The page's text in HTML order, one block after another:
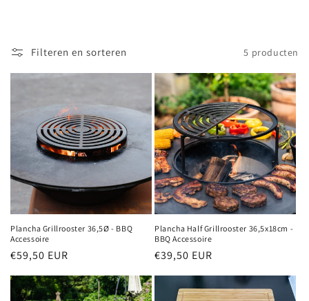
e
i
e
:
Filteren en sorteren 5 producten
Plancha Grillrooster 36,5Ø - BBQ
Accessoire
Normale
€59,50 EUR
Plancha Half Grillrooster 36,5x18cm -
BBQ Accessoire
Normale
€39,50 EUR